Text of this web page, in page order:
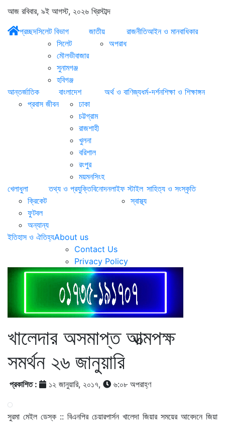
আজ রবিবার, ৯ই আগস্ট, ২০২৬ খ্রিস্টাব্দ
প্রচ্ছদসিলেট বিভাগ
সিলেট
মৌলভীবাজার
সুনামগঞ্জ
হবিগঞ্জ
জাতীয়
অপরাধ
রাজনীতিআইন ও মানবাধিকার
আন্তর্জাতিক
প্রবাস জীবন
বাংলাদেশ
ঢাকা
চট্টগ্রাম
রাজশাহী
খুলনা
বরিশাল
রংপুর
ময়মনসিংহ
অর্থ ও বাণিজ্যধর্ম-দর্শনশিক্ষা ও শিক্ষাঙ্গন
খেলাধুলা
ক্রিকেট
ফুটবল
অন্যান্য
তথ্য ও প্রযুক্তিবিনোদনলাইফ স্টাইল
স্বাস্থ্য
সাহিত্য ও সংস্কৃতি
ইতিহাস ও ঐতিহ্যAbout us
Contact Us
Privacy Policy
খালেদার অসমাপ্ত আত্মপক্ষ
সমর্থন ২৬ জানুয়ারি
প্রকাশিত : ১২ জানুয়ারি, ২০১৭, ৬:০৮ অপরাহ্ণ
সুরমা মেইল ডেস্ক :: বিএনপির চেয়ারপার্সন খালেদা জিয়ার সময়ের আবেদনে জিয়া